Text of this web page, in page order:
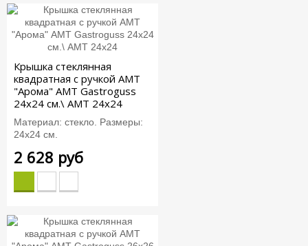
Крышка стеклянная
квадратная c ручкой АМТ
"Арома" AMT Gastroguss
24x24 см.\ AMT 24x24
Материал: стекло. Размеры:
24х24 см.
2 628 руб